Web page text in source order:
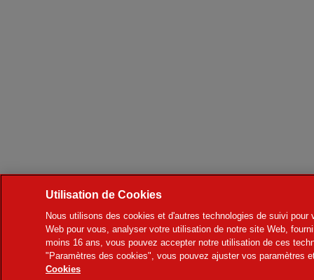
Utilisation de Cookies
Nous utilisons des cookies et d'autres technologies de suivi
Web pour vous, analyser votre utilisation de notre site Web,
moins 16 ans, vous pouvez accepter notre utilisation de ces
"Paramètres des cookies", vous pouvez ajuster vos paramètres
Cookies